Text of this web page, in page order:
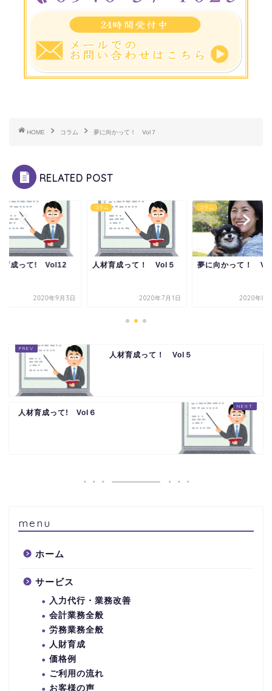
HOME コラム 夢に向かって！ Vol７
RELATED POST
育成って! Vol12
2020年9月3日
コラム
人材育成って！ Vol５
2020年7月1日
コラム
夢に向かって！
2020年8
人材育成って！ Vol５
人材育成って! Vol６
menu
ホーム
サービス
入力代行・業務改善
会計業務全般
労務業務全般
人財育成
価格例
ご利用の流れ
お客様の声